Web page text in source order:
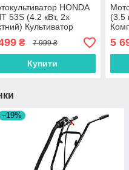
HONDA
53S (4.2 кВт, 2х
Культиватор
Хонда
₴ 7 999 ₴
Купити
(3.5
5
–19%